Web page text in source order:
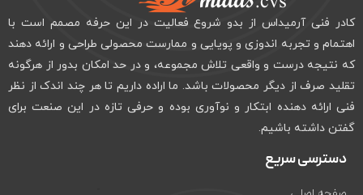
کادر فنی آرمیداس از بدو شروع فعالیت در این حرفه مصمم است با
اهتمام و تجربه اندوزی و پویایی و ممارست محصولی طراحی و ارائه دهند
که نتیجه درست و واقعی تلاش مجموعه، و در حد امکان بدور از هرگونه
تقلید صرف از دیگر محصولات باشد. ما اراده داریم تا هر چند اندک از نظر
فنی ارائه دهنده ابتکار و نوآوری بوده و حرفی تازه در این صنعت برای
گفتن داشته باشیم.
دسترسی سریع